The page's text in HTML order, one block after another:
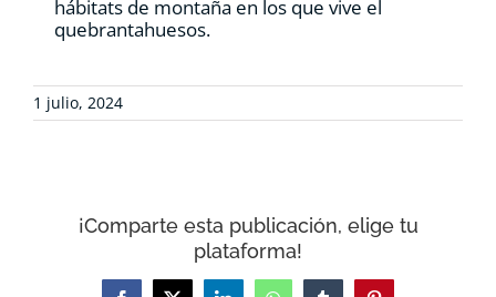
hábitats de montaña en los que vive el
quebrantahuesos.
1 julio, 2024
¡Comparte esta publicación, elige tu
plataforma!